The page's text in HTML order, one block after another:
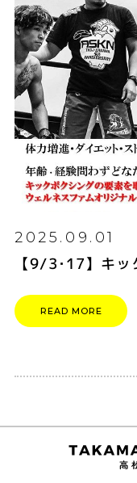
2025.09.01
【9/3･17】キッ
READ MORE